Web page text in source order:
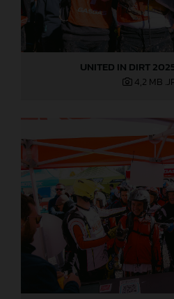
UNITED IN DIRT
4,2 MB